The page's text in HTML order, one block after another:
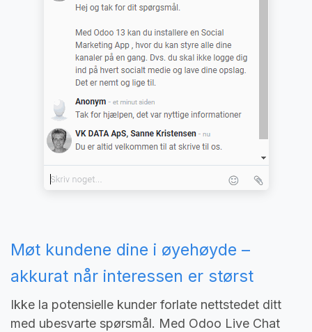
Møt kundene dine i øyehøyde –
akkurat når interessen er størst
Ikke la potensielle kunder forlate nettstedet ditt
med ubesvarte spørsmål. Med Odoo Live Chat